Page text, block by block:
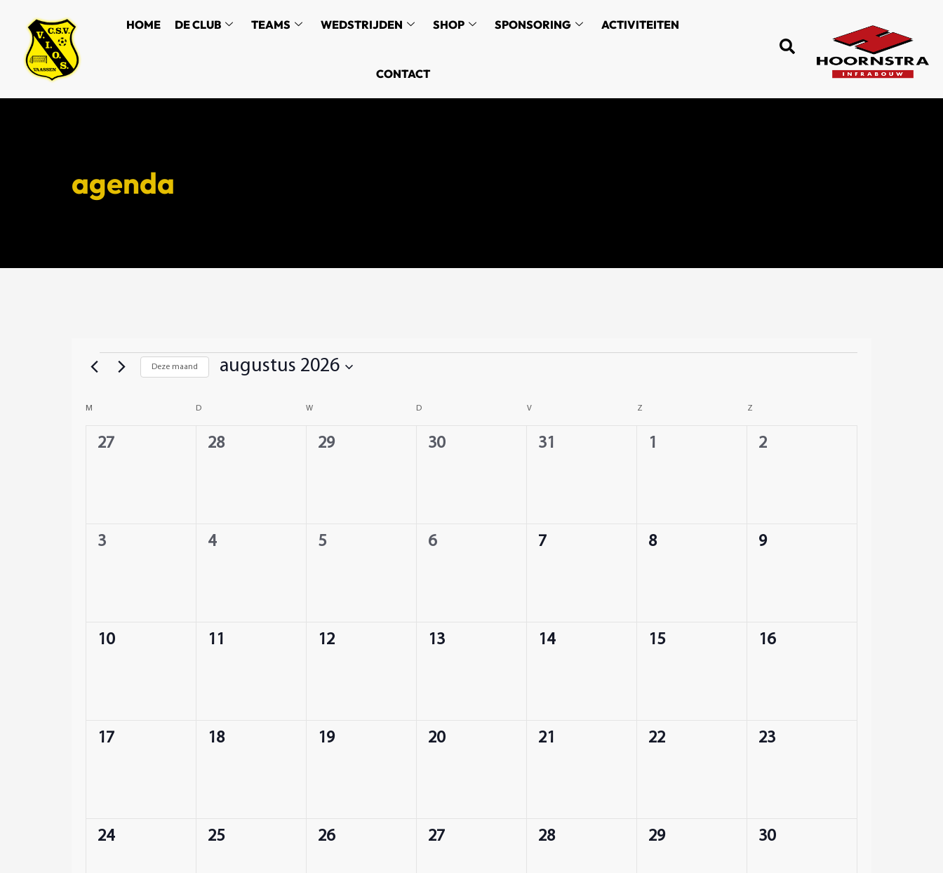
HOME DE CLUB TEAMS WEDSTRIJDEN SHOP SPONSORING ACTIVITEITEN
CONTACT
agenda